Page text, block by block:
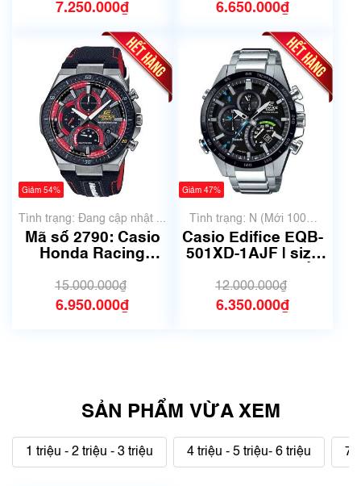
7.250.000₫ 6.650.000₫
Giảm 54%
Tình trạng: Đang cập nhật ...
Mã số 2790: Casio
Honda Racing
EFS-560HR-1A |
Size 42mm
15.000.000₫
6.950.000₫
Giảm 47%
Tình trạng: N (Mới 100%
chưa qua sử dụng)
Casio Edifice EQB-
501XD-1AJF | size
6190
12.000.000₫
6.350.000₫
SẢN PHẨM VỪA XEM
1 triệu - 2 triệu - 3 triệu 4 triệu - 5 triệu- 6 triệu 7